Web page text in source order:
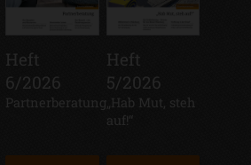
Heft
6/2026
:
Partnerberatung
Heft
5/2026
:
„Hab Mut, steh
auf!“